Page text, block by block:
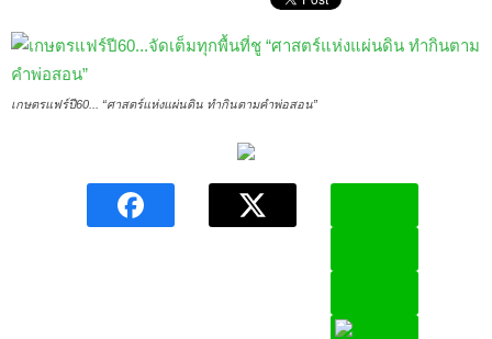
เกษตรแฟร์ปี60... “ศาสตร์แห่งแผ่นดิน ทำกินตามคำพ่อสอน”